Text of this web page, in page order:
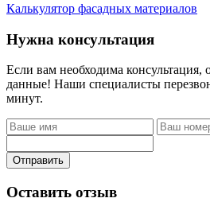
Калькулятор фасадных материалов
Нужна консультация
Если вам необходима консультация,
данные! Наши специалисты
минут.
Отправить
Оставить отзыв